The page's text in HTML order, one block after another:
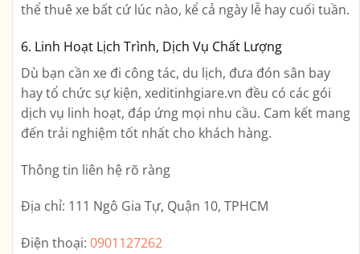
thể thuê xe bất cứ lúc nào, kể cả ngày lễ hay cuối tuần.
6. Linh Hoạt Lịch Trình, Dịch Vụ Chất Lượng
Dù bạn cần xe đi công tác, du lịch, đưa đón sân bay
hay tổ chức sự kiện, xeditinhgiare.vn đều có các gói
dịch vụ linh hoạt, đáp ứng mọi nhu cầu. Cam kết mang
đến trải nghiệm tốt nhất cho khách hàng.
Thông tin liên hệ rõ ràng
Địa chỉ: 111 Ngô Gia Tự, Quận 10, TPHCM
Điện thoại: 0901127262